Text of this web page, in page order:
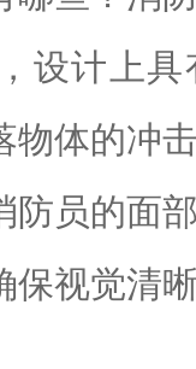
设计上
物体的冲
防员的面
保视觉清